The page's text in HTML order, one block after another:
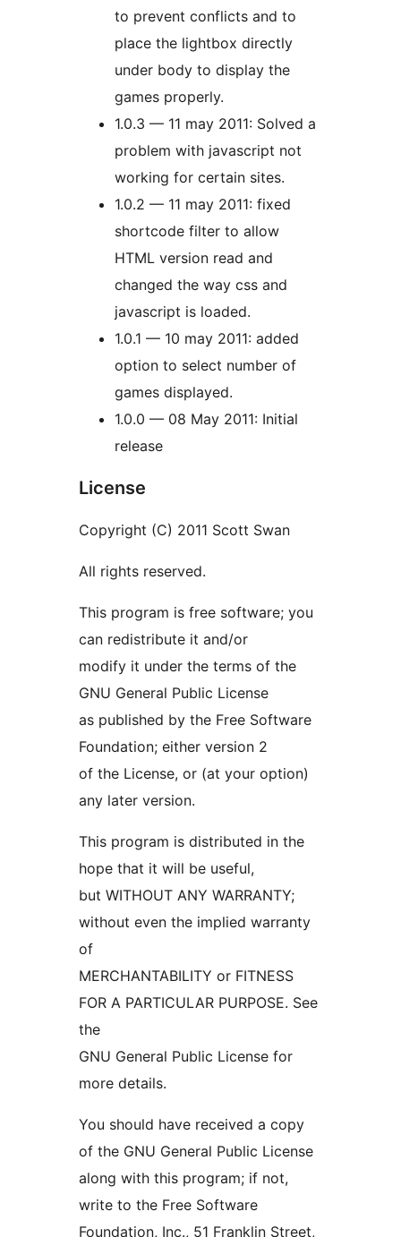
to prevent conflicts and to
place the lightbox directly
under body to display the
games properly.
1.0.3 — 11 may 2011: Solved a
problem with javascript not
working for certain sites.
1.0.2 — 11 may 2011: fixed
shortcode filter to allow
HTML version read and
changed the way css and
javascript is loaded.
1.0.1 — 10 may 2011: added
option to select number of
games displayed.
1.0.0 — 08 May 2011: Initial
release
License
Copyright (C) 2011 Scott Swan
All rights reserved.
This program is free software; you
can redistribute it and/or
modify it under the terms of the
GNU General Public License
as published by the Free Software
Foundation; either version 2
of the License, or (at your option)
any later version.
This program is distributed in the
hope that it will be useful,
but WITHOUT ANY WARRANTY;
without even the implied warranty
of
MERCHANTABILITY or FITNESS
FOR A PARTICULAR PURPOSE. See
the
GNU General Public License for
more details.
You should have received a copy
of the GNU General Public License
along with this program; if not,
write to the Free Software
Foundation, Inc., 51 Franklin Street,